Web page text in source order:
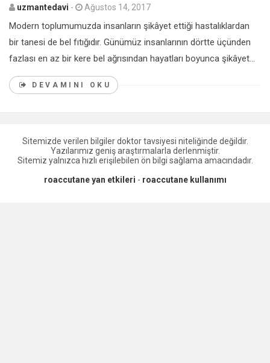
uzmantedavi - Ağustos 14, 2017
Modern toplumumuzda insanların şikâyet ettiği hastalıklardan
bir tanesi de bel fıtığıdır. Günümüz insanlarının dörtte üçünden
fazlası en az bir kere bel ağrısından hayatları boyunca şikâyet...
DEVAMINI OKU
Sitemizde verilen bilgiler doktor tavsiyesi niteliğinde değildir.
Yazılarımız geniş araştırmalarla derlenmiştir.
Sitemiz yalnızca hızlı erişilebilen ön bilgi sağlama amacındadır.
roaccutane yan etkileri - roaccutane kullanımı